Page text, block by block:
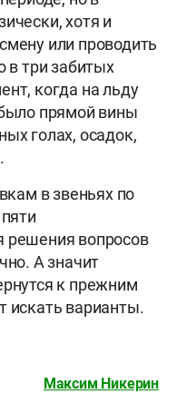
хотя и
или проводить
в три забитых
когда на льду
прямой вины
голах, осадок,
в звеньях по
решения вопросов
А значит
к прежним
искать варианты.
Максим Никерин